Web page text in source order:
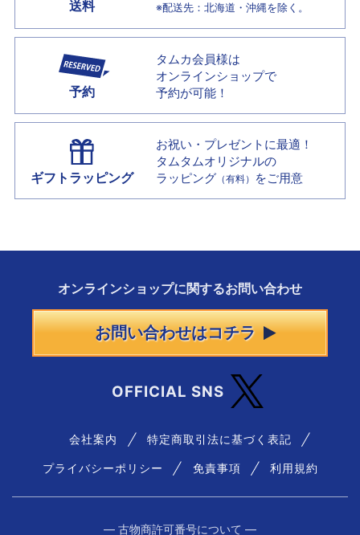
送料 ※配送先：北海道・沖縄を除く。
予約
タムカ会員様は
オンラインショップで
予約が可能！
ギフトラッピング
お祝い・プレゼントに最適！
タムタムオリジナルの
ラッピング （有料） をご用意
オンラインショップに関するお問い合わせ
お問い合わせはコチラ
OFFICIAL SNS
会社案内 特定商取引法に基づく表記
プライバシーポリシー 免責事項 利用規約
― 古物商許可番号について ―